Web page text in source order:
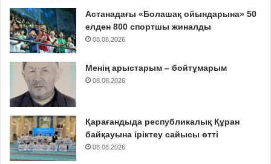
Астанадағы «Болашақ ойындарына» 50
елден 800 спортшы жиналды
08.08.2026
Менің арыстарым – бойтұмарым
08.08.2026
Қарағандыда республикалық Құран
байқауына іріктеу сайысы өтті
08.08.2026